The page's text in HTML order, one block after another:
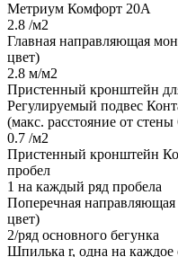
Метриум Комфорт 20А
2.8 /м2
Главная направляющая
цвет)
2.8 м/м2
Пристенный кронштейн
Регулируемый подвес
(макс. расстояние от
0.7 /м2
Пристенный кронштейн
пробел
1 на каждый ряд пробела
Поперечная
цвет)
2/ряд основного бегунка
Шпилька r, одна на каждое